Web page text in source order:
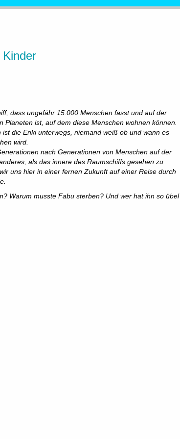
dass ungefähr 15.000 Menschen fasst und auf der
Planeten ist, auf dem diese Menschen wohnen können.
ist die Enki unterwegs, niemand weiß ob und wann es
wird.
nach Generationen von Menschen auf der
als das innere des Raumschiffs gesehen zu
uns hier in einer fernen Zukunft auf einer Reise durch
Warum musste Fabu sterben? Und wer hat ihn so übel